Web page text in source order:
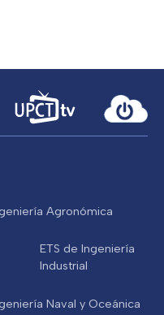
Agronómica
ETS de Ingeniería
Industrial
Naval y Oceánica